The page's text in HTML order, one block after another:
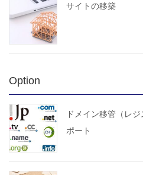
サイトの移築
Option
ドメイン移管（レ
ポート